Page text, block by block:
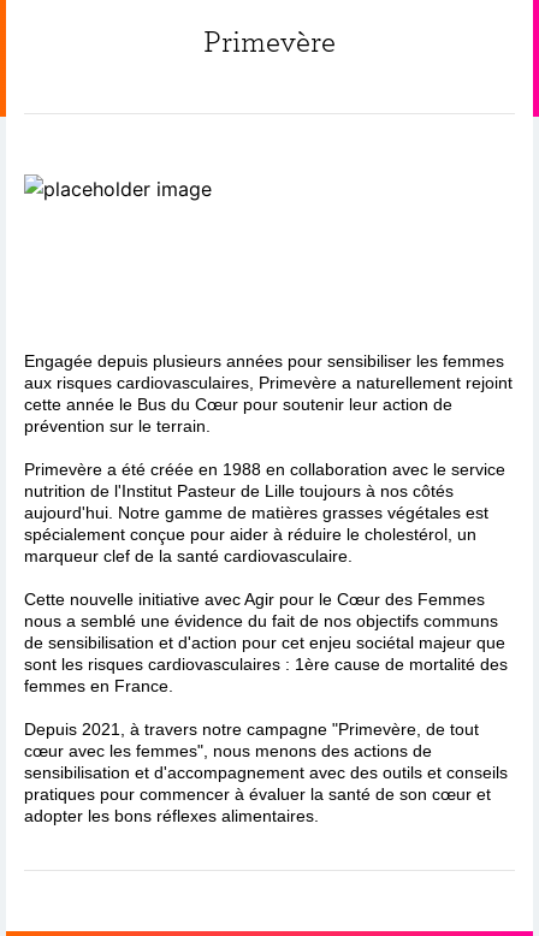
Primevère
Engagée depuis plusieurs années pour sensibiliser les femmes
aux risques cardiovasculaires, Primevère a naturellement rejoint
cette année le Bus du Cœur pour soutenir leur action de
prévention sur le terrain.
Primevère a été créée en 1988 en collaboration avec le service
nutrition de l'Institut Pasteur de Lille toujours à nos côtés
aujourd'hui. Notre gamme de matières grasses végétales est
spécialement conçue pour aider à réduire le cholestérol, un
marqueur clef de la santé cardiovasculaire.
Cette nouvelle initiative avec Agir pour le Cœur des Femmes
nous a semblé une évidence du fait de nos objectifs communs
de sensibilisation et d'action pour cet enjeu sociétal majeur que
sont les risques cardiovasculaires : 1ère cause de mortalité des
femmes en France.
Depuis 2021, à travers notre campagne "Primevère, de tout
cœur avec les femmes", nous menons des actions de
sensibilisation et d'accompagnement avec des outils et conseils
pratiques pour commencer à évaluer la santé de son cœur et
adopter les bons réflexes alimentaires.